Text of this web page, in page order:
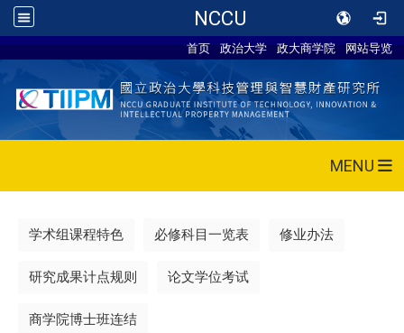
NCCU
首页 政治大学 政大商学院 网站导览
MENU
学术组课程特色 必修科目一览表 修业办法
研究成果计点规则 论文学位考试
商学院博士班连结